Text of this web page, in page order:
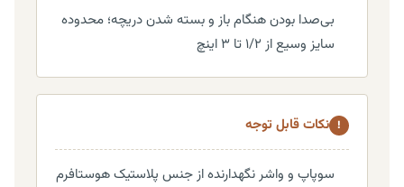
بی‌صدا بودن هنگام باز و بسته شدن دریچه؛ محدوده
سایز وسیع از ۱/۲ تا ۳ اینچ
! نکات قابل توجه
سوپاپ و واشر نگهدارنده از جنس پلاستیک هوستافرم